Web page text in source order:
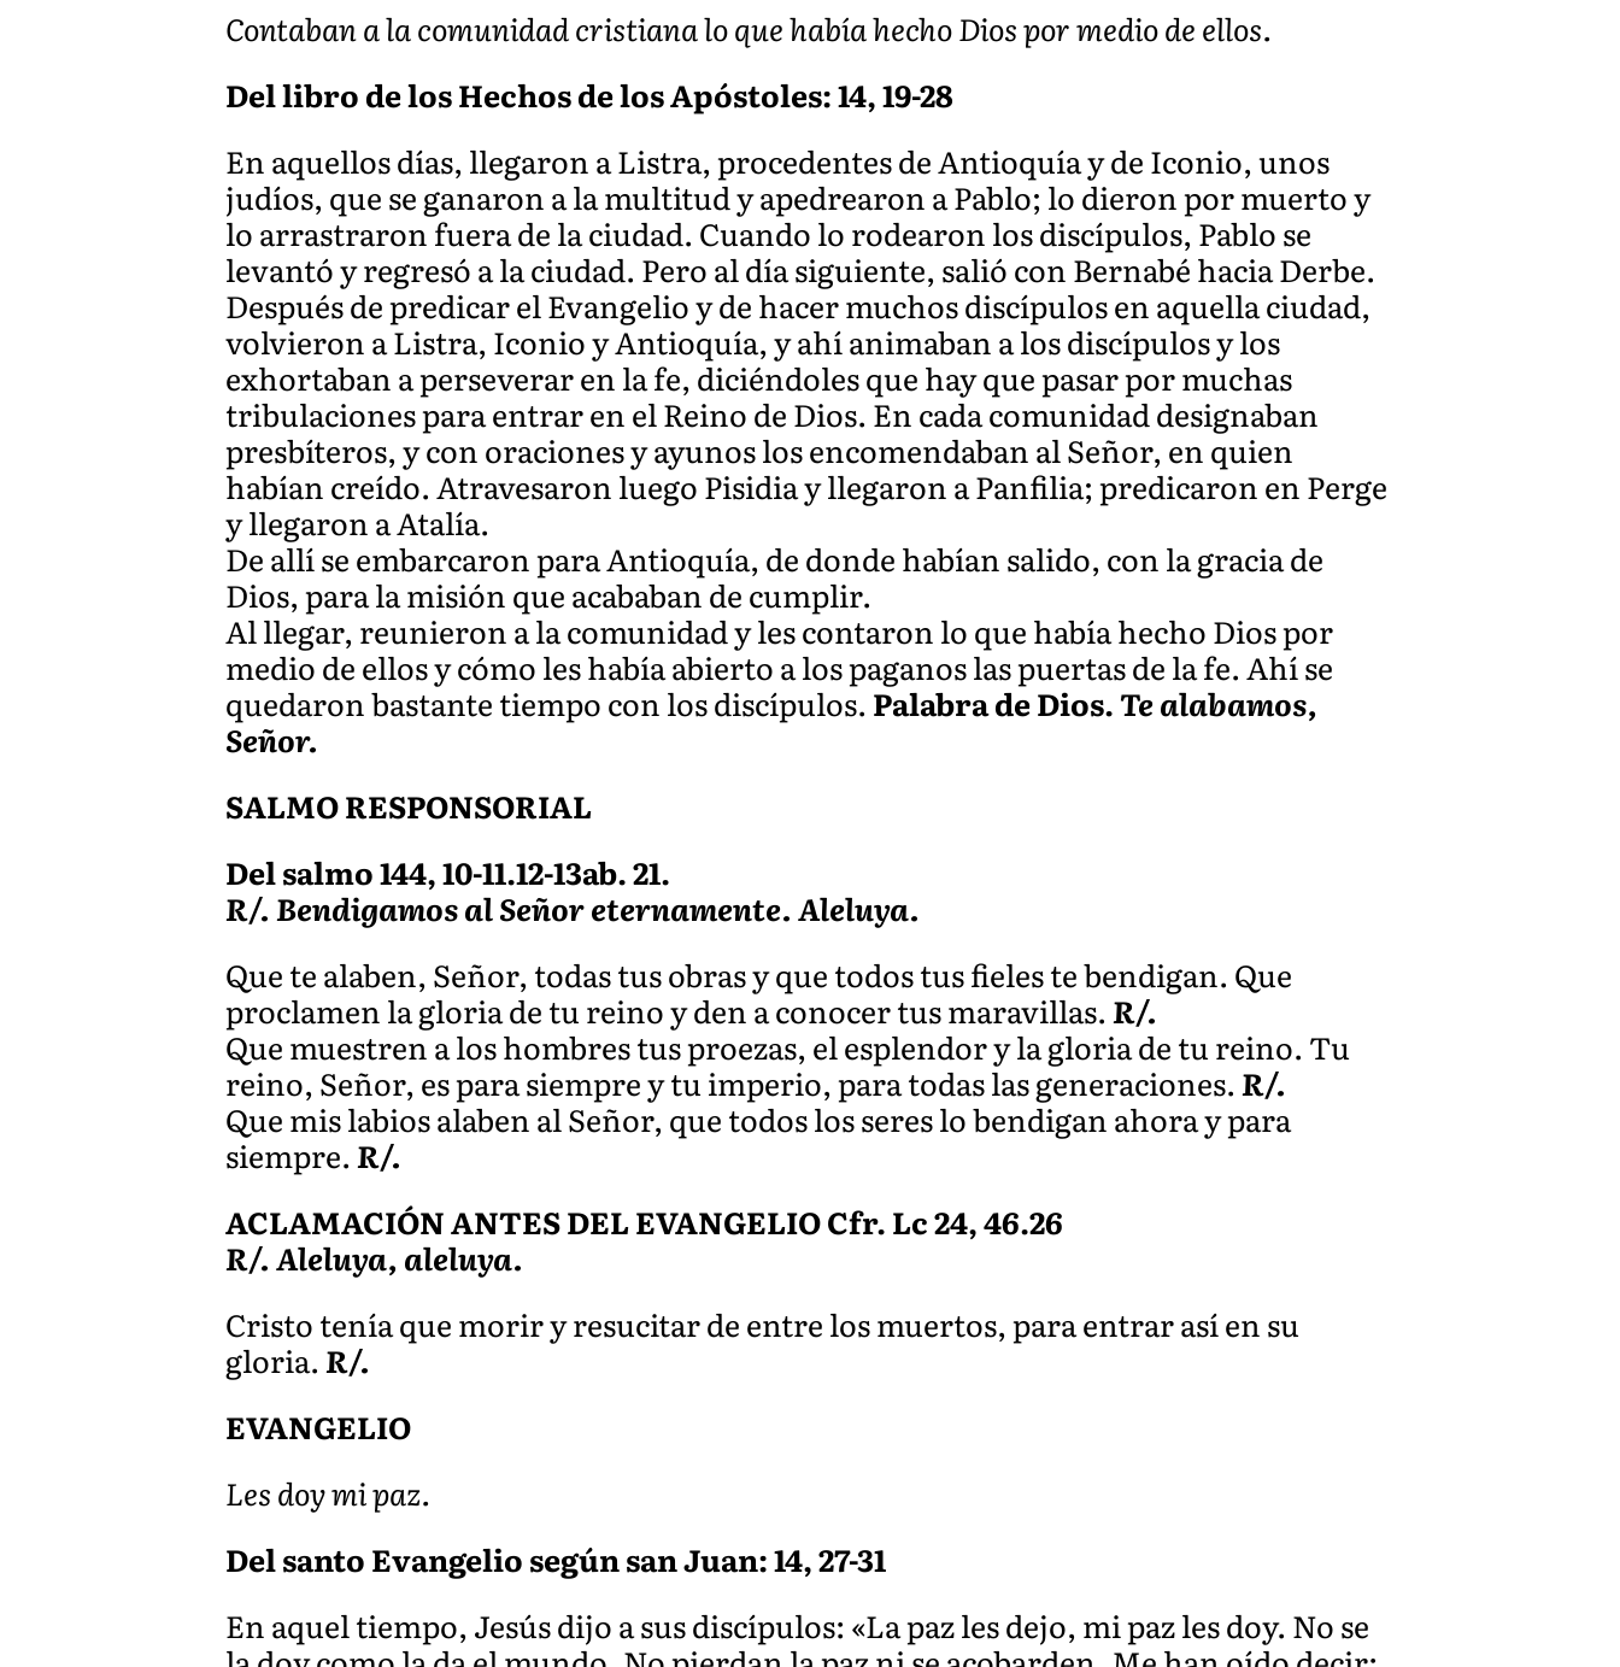
Contaban a la comunidad cristiana lo que había hecho Dios por medio de ellos.
Del libro de los Hechos de los Apóstoles: 14, 19-28
En aquellos días, llegaron a Listra, procedentes de Antioquía y de Iconio, unos
judíos, que se ganaron a la multitud y apedrearon a Pablo; lo dieron por muerto y
lo arrastraron fuera de la ciudad. Cuando lo rodearon los discípulos, Pablo se
levantó y regresó a la ciudad. Pero al día siguiente, salió con Bernabé hacia Derbe.
Después de predicar el Evangelio y de hacer muchos discípulos en aquella ciudad,
volvieron a Listra, Iconio y Antioquía, y ahí animaban a los discípulos y los
exhortaban a perseverar en la fe, diciéndoles que hay que pasar por muchas
tribulaciones para entrar en el Reino de Dios. En cada comunidad designaban
presbíteros, y con oraciones y ayunos los encomendaban al Señor, en quien
habían creído. Atravesaron luego Pisidia y llegaron a Panfilia; predicaron en Perge
y llegaron a Atalía.
De allí se embarcaron para Antioquía, de donde habían salido, con la gracia de
Dios, para la misión que acababan de cumplir.
Al llegar, reunieron a la comunidad y les contaron lo que había hecho Dios por
medio de ellos y cómo les había abierto a los paganos las puertas de la fe. Ahí se
quedaron bastante tiempo con los discípulos. Palabra de Dios.Te alabamos,
Señor.
SALMO RESPONSORIAL
Del salmo 144, 10-11.12-13ab. 21.
R/. Bendigamos al Señor eternamente. Aleluya.
Que te alaben, Señor, todas tus obras y que todos tus fieles te bendigan. Que
proclamen la gloria de tu reino y den a conocer tus maravillas.R/.
Que muestren a los hombres tus proezas, el esplendor y la gloria de tu reino. Tu
reino, Señor, es para siempre y tu imperio, para todas las generaciones.R/.
Que mis labios alaben al Señor, que todos los seres lo bendigan ahora y para
siempre.R/.
ACLAMACIÓN ANTES DEL EVANGELIO Cfr. Lc 24, 46.26
R/. Aleluya, aleluya.
Cristo tenía que morir y resucitar de entre los muertos, para entrar así en su
gloria.R/.
EVANGELIO
Les doy mi paz.
Del santo Evangelio según san Juan: 14, 27-31
En aquel tiempo, Jesús dijo a sus discípulos: «La paz les dejo, mi paz les doy. No se